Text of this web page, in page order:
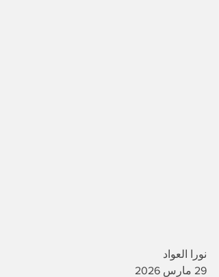
نورا العواد
29 مارس 2026